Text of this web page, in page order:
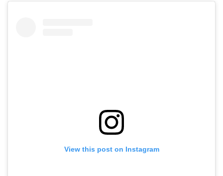
View this post on Instagram